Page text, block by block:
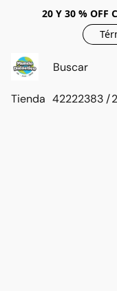
20 Y 30 % OFF
Tienda 42222383 /